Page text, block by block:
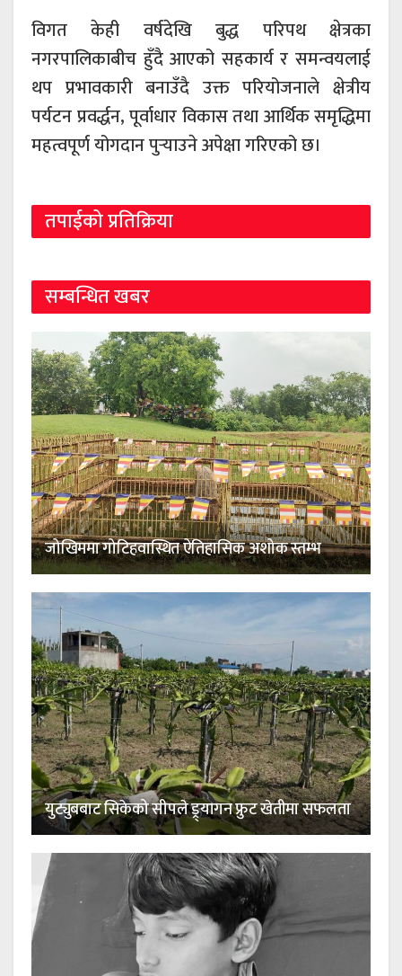
विगत केही वर्षदेखि बुद्ध परिपथ क्षेत्रका
नगरपालिकाबीच हुँदै आएको सहकार्य र समन्वयलाई
थप प्रभावकारी बनाउँदै उक्त परियोजनाले क्षेत्रीय
पर्यटन प्रवर्द्धन, पूर्वाधार विकास तथा आर्थिक समृद्धिमा
महत्वपूर्ण योगदान पुर्‍याउने अपेक्षा गरिएको छ।
तपाईको प्रतिक्रिया
सम्बन्धित खबर
जोखिममा गोटिहवास्थित ऐतिहासिक अशोक स्तम्भ
युट्युबबाट सिकेको सीपले ड्र्यागन फ्रुट खेतीमा सफलता